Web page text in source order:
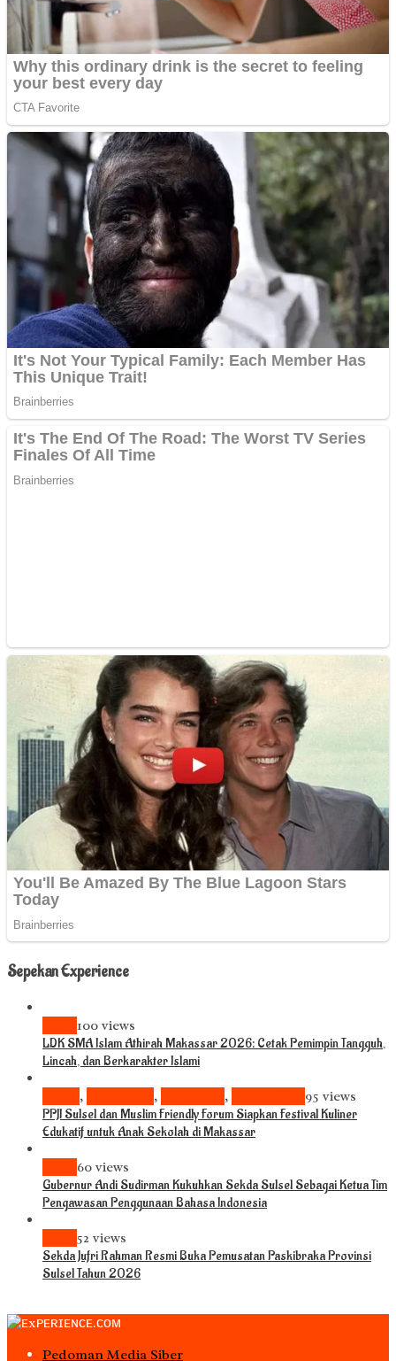
Sepekan Experience
100 views
LDK SMA Islam Athirah Makassar 2026: Cetak Pemimpin Tangguh,
Lincah, dan Berkarakter Islami
, , , 95 views
PPJI Sulsel dan Muslim Friendly Forum Siapkan Festival Kuliner
Edukatif untuk Anak Sekolah di Makassar
60 views
Gubernur Andi Sudirman Kukuhkan Sekda Sulsel Sebagai Ketua Tim
Pengawasan Penggunaan Bahasa Indonesia
52 views
Sekda Jufri Rahman Resmi Buka Pemusatan Paskibraka Provinsi
Sulsel Tahun 2026
Pedoman Media Siber